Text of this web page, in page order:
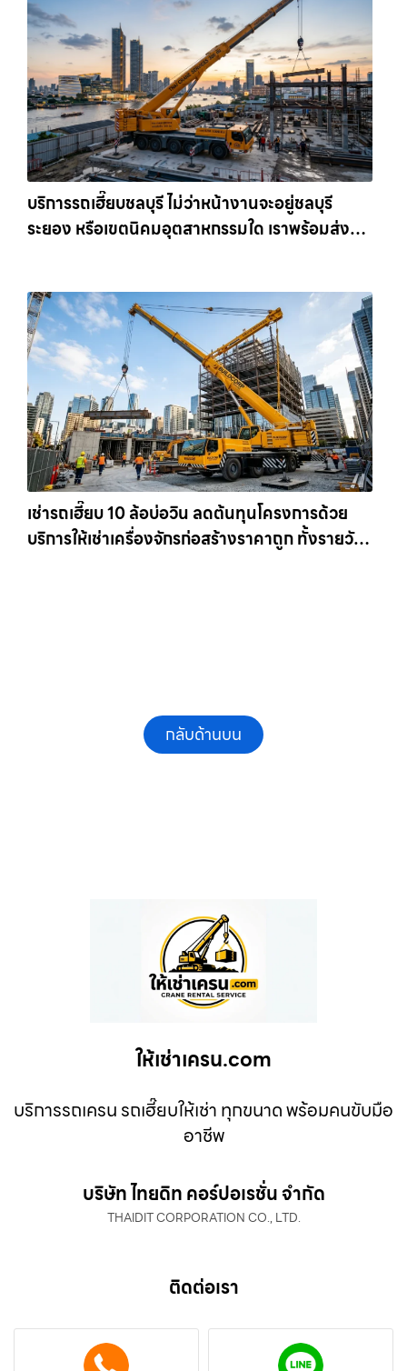
บริการรถเฮี๊ยบชลบุรี ไม่ว่าหน้างานจะอยู่ชลบุรี
ระยอง หรือเขตนิคมอุตสาหกรรมใด เราพร้อมส่งรถ
เช่ารถเฮี๊ยบ 10 ล้อบ่อวิน ลดต้นทุนโครงการด้วย
บริการให้เช่าเครื่องจักรก่อสร้างราคาถูก ทั้งรายวัน
กลับด้านบน
ให้เช่าเครน.com
บริการรถเครน รถเฮี๊ยบให้เช่า ทุกขนาด พร้อมคนขับมือ
อาชีพ
บริษัท ไทยดิท คอร์ปอเรชั่น จำกัด
THAIDIT CORPORATION CO., LTD.
ติดต่อเรา